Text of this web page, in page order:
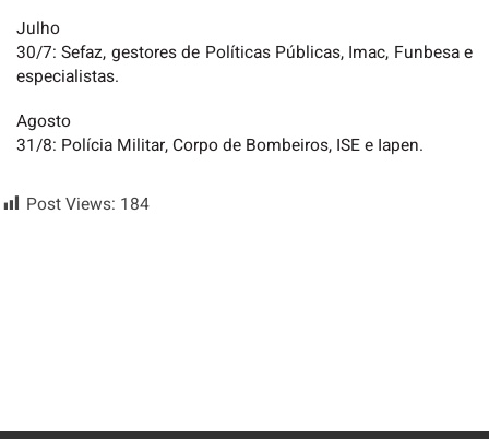
Julho
30/7: Sefaz, gestores de Políticas Públicas, Imac, Funbesa e
especialistas.
Agosto
31/8: Polícia Militar, Corpo de Bombeiros, ISE e Iapen.
Post Views: 184